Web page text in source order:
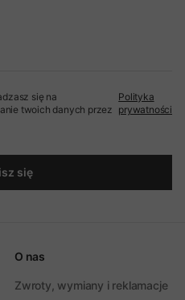
się na
twoich danych przez
Polityka
prywatności
się
O nas
Zwroty, wymiany i reklamacje